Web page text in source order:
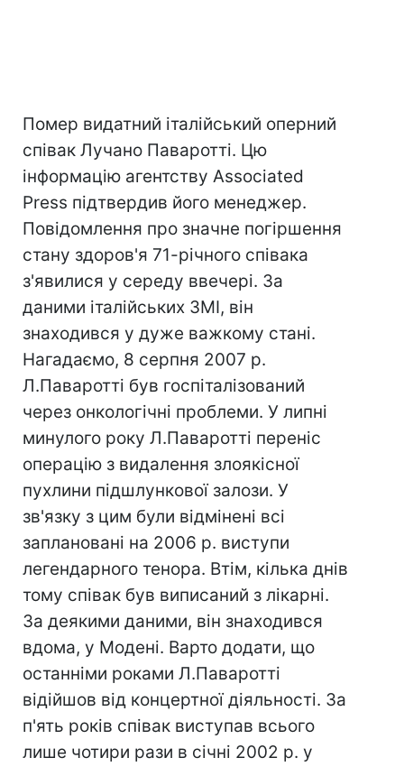
Помер видатний італійський оперний
співак Лучано Паваротті. Цю
інформацію агентству Associated
Press підтвердив його менеджер.
Повідомлення про значне погіршення
стану здоров'я 71-річного співака
з'явилися у середу ввечері. За
даними італійських ЗМІ, він
знаходився у дуже важкому стані.
Нагадаємо, 8 серпня 2007 р.
Л.Паваротті був госпіталізований
через онкологічні проблеми. У липні
минулого року Л.Паваротті переніс
операцію з видалення злоякісної
пухлини підшлункової залози. У
зв'язку з цим були відмінені всі
заплановані на 2006 р. виступи
легендарного тенора. Втім, кілька днів
тому співак був виписаний з лікарні.
За деякими даними, він знаходився
вдома, у Модені. Варто додати, що
останніми роками Л.Паваротті
відійшов від концертної діяльності. За
п'ять років співак виступав всього
лише чотири рази в січні 2002 р. у